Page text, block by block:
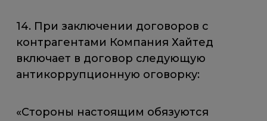
14. При заключении договоров с
контрагентами Компания Хайтед
включает в договор следующую
антикоррупционную оговорку:
«Стороны настоящим обязуются